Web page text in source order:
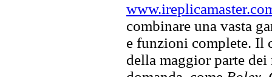
combinare una vasta
e funzioni complete. Il
della maggior parte